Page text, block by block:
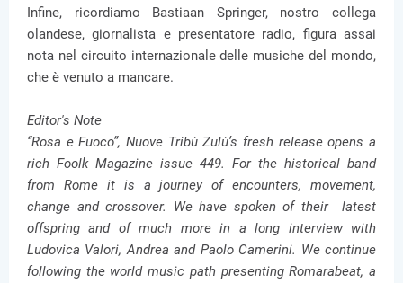
Infine, ricordiamo Bastiaan Springer, nostro collega
olandese, giornalista e presentatore radio, figura assai
nota nel circuito internazionale delle musiche del mondo,
che è venuto a mancare.
Editor's Note
“Rosa e Fuoco”, Nuove Tribù Zulù’s fresh release opens a
rich Foolk Magazine issue 449. For the historical band
from Rome it is a journey of encounters, movement,
change and crossover. We have spoken of their latest
offspring and of much more in a long interview with
Ludovica Valori, Andrea and Paolo Camerini. We continue
following the world music path presenting Romarabeat, a